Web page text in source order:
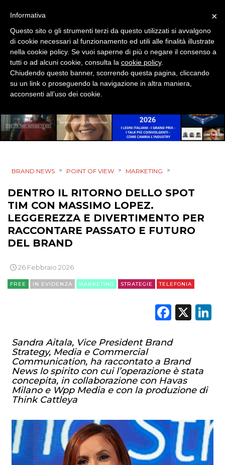
BRAND NEWS > POINT OF VIEW > MARKETING >
DENTRO IL RITORNO DELLO SPOT
TIM CON MASSIMO LOPEZ.
LEGGEREZZA E DIVERTIMENTO PER
RACCONTARE PASSATO E FUTURO
DEL BRAND
26 Febbraio 2026
FREE IN EVIDENZA MARKETING STRATEGIE TELEFONIA
X
Sandra Aitala, Vice President Brand
Strategy, Media e Commercial
Communication, ha raccontato a Brand
News lo spirito con cui l’operazione è stata
concepita, in collaborazione con Havas
Milano e Wpp Media e con la produzione di
Think Cattleya
×
Informativa
Questo sito o gli strumenti terzi da questo utilizzati si avvalgono
di cookie necessari al funzionamento ed utili alle finalità illustrate
nella cookie policy. Se vuoi saperne di più o negare il consenso a
tutti o ad alcuni cookie, consulta la cookie policy.
Chiudendo questo banner, scorrendo questa pagina, cliccando
su un link o proseguendo la navigazione in altra maniera,
acconsenti all’uso dei cookie.